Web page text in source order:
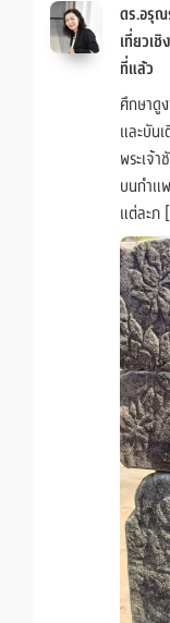
ดร.อรุ
เที่ยวเ
ที่แล้ว
ศึกษาดู
และบัน
พระเจ้
บนกำแ
แต่ละภ